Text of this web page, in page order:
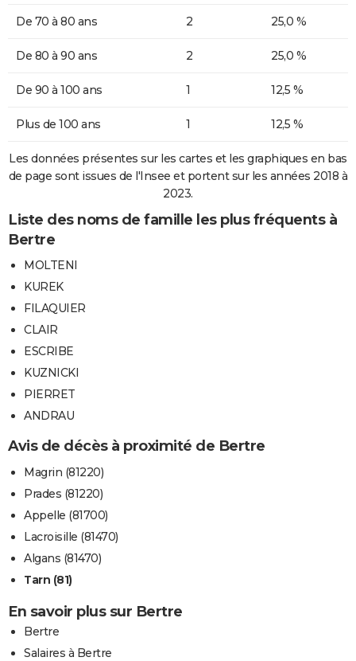
De 70 à 80 ans 2 25,0 %
De 80 à 90 ans 2 25,0 %
De 90 à 100 ans 1 12,5 %
Plus de 100 ans 1 12,5 %
Les données présentes sur les cartes et les graphiques en bas
de page sont issues de l'Insee et portent sur les années 2018 à
2023.
Liste des noms de famille les plus fréquents à
Bertre
MOLTENI
KUREK
FILAQUIER
CLAIR
ESCRIBE
KUZNICKI
PIERRET
ANDRAU
Avis de décès à proximité de Bertre
Magrin (81220)
Prades (81220)
Appelle (81700)
Lacroisille (81470)
Algans (81470)
Tarn (81)
En savoir plus sur Bertre
Bertre
Salaires à Bertre